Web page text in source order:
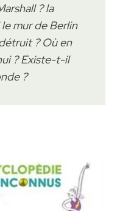
? la
mur de Berlin
? Où en
? Existe-t-il
?